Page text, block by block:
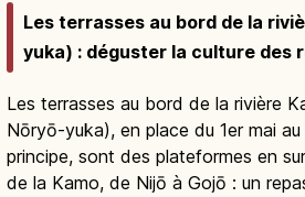
Les terrasses au bord de la
yuka) : déguster la culture des
Les terrasses au bord de la rivière
Nōryō-yuka), en place du 1er mai
principe, sont des plateformes en
de la Kamo, de Nijō à Gojō : un